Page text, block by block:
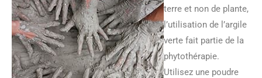
terre et non de plante,
l’utilisation de l’argile
verte fait partie de la
phytothérapie.
Utilisez une poudre